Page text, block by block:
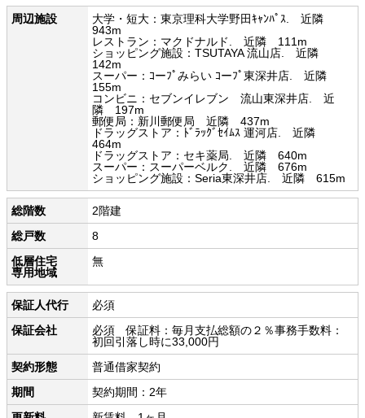
周辺施設
大学・短大：東京理科大学野田ｷｬﾝﾊﾟｽ. 近隣
943m
レストラン：マクドナルド. 近隣 111m
ショッピング施設：TSUTAYA 流山店. 近隣
142m
スーパー：ｺーﾌﾟみらい ｺーﾌﾟ東深井店. 近隣
155m
コンビニ：セブンイレブン 流山東深井店. 近
隣 197m
郵便局：新川郵便局 近隣 437m
ドラッグストア：ﾄﾞﾗｯｸﾞｾｲﾑｽ 運河店. 近隣
464m
ドラッグストア：セキ薬局. 近隣 640m
スーパー：スーパーベルク. 近隣 676m
ショッピング施設：Seria東深井店. 近隣 615m
総階数
2階建
総戸数
8
低層住宅
専用地域
無
保証人代行
必須
保証会社
必須 保証料：毎月支払総額の２％事務手数料：
初回引落し時に33,000円
契約形態
普通借家契約
期間
契約期間：2年